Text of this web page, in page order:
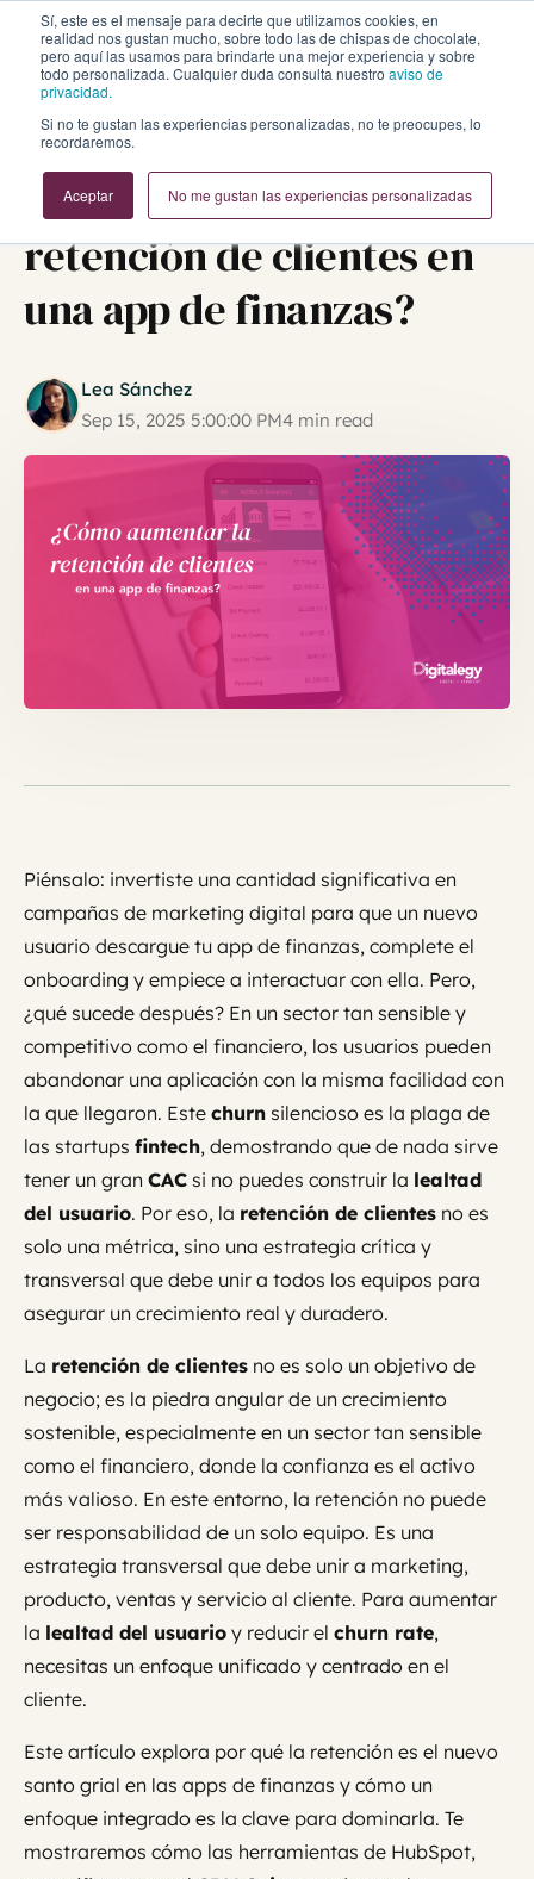
Sí, este es el mensaje para decirte que utilizamos cookies, en
realidad nos gustan mucho, sobre todo las de chispas de chocolate,
pero aquí las usamos para brindarte una mejor experiencia y sobre
todo personalizada. Cualquier duda consulta nuestro aviso de
privacidad.
Si no te gustan las experiencias personalizadas, no te preocupes, lo
recordaremos.
Aceptar No me gustan las experiencias personalizadas
¿Cómo aumentar la
retención de clientes en
una app de finanzas?
Lea Sánchez
Sep 15, 2025 5:00:00 PM4 min read
Piénsalo: invertiste una cantidad significativa en
campañas de marketing digital para que un nuevo
usuario descargue tu app de finanzas, complete el
onboarding y empiece a interactuar con ella. Pero,
¿qué sucede después? En un sector tan sensible y
competitivo como el financiero, los usuarios pueden
abandonar una aplicación con la misma facilidad con
la que llegaron. Este churn silencioso es la plaga de
las startups fintech, demostrando que de nada sirve
tener un gran CAC si no puedes construir la lealtad
del usuario. Por eso, la retención de clientes no es
solo una métrica, sino una estrategia crítica y
transversal que debe unir a todos los equipos para
asegurar un crecimiento real y duradero.
La retención de clientes no es solo un objetivo de
negocio; es la piedra angular de un crecimiento
sostenible, especialmente en un sector tan sensible
como el financiero, donde la confianza es el activo
más valioso. En este entorno, la retención no puede
ser responsabilidad de un solo equipo. Es una
estrategia transversal que debe unir a marketing,
producto, ventas y servicio al cliente. Para aumentar
la lealtad del usuario y reducir el churn rate,
necesitas un enfoque unificado y centrado en el
cliente.
Este artículo explora por qué la retención es el nuevo
santo grial en las apps de finanzas y cómo un
enfoque integrado es la clave para dominarla. Te
mostraremos cómo las herramientas de HubSpot,